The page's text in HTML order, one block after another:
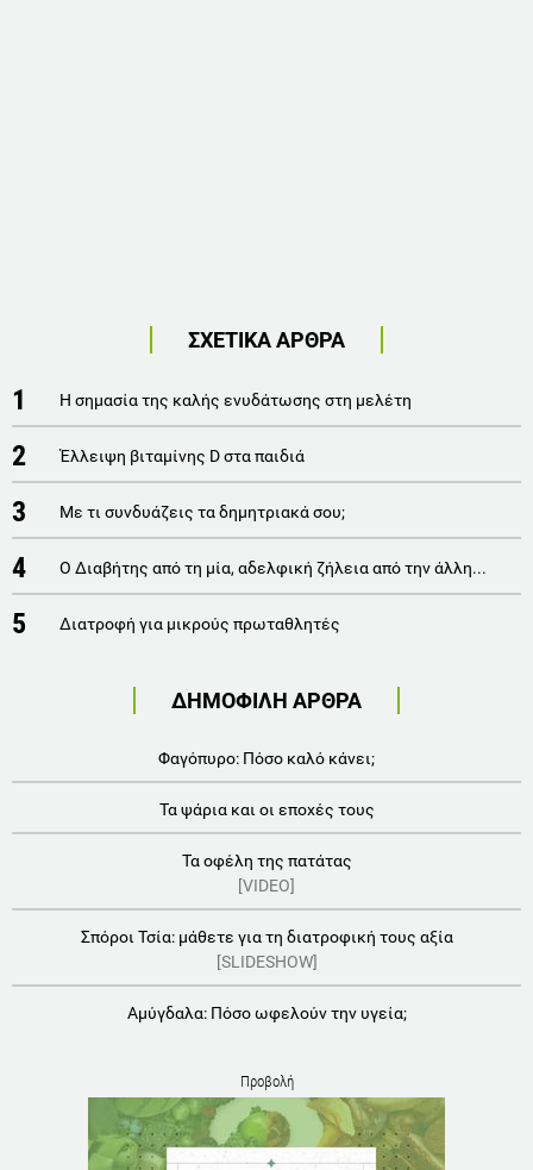
ΣΧΕΤΙΚΑ ΑΡΘΡΑ
1 Η σημασία της καλής ενυδάτωσης στη μελέτη
2 Έλλειψη βιταμίνης D στα παιδιά
3 Με τι συνδυάζεις τα δημητριακά σου;
4 Ο Διαβήτης από τη μία, αδελφική ζήλεια από την άλλη...
5 Διατροφή για μικρούς πρωταθλητές
ΔΗΜΟΦΙΛΗ ΑΡΘΡΑ
Φαγόπυρο: Πόσο καλό κάνει;
Τα ψάρια και οι εποχές τους
Τα οφέλη της πατάτας
[VIDEO]
Σπόροι Τσία: μάθετε για τη διατροφική τους αξία
[SLIDESHOW]
Αμύγδαλα: Πόσο ωφελούν την υγεία;
Προβολή